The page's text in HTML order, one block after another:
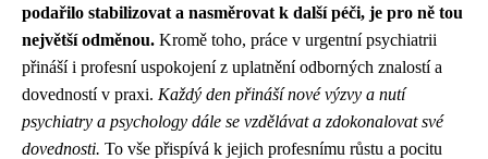
podařilo stabilizovat a nasměrovat k další péči, je pro ně tou
největší odměnou. Kromě toho, práce v urgentní psychiatrii
přináší i profesní uspokojení z uplatnění odborných znalostí a
dovedností v praxi. Každý den přináší nové výzvy a nutí
psychiatry a psychology dále se vzdělávat a zdokonalovat své
dovednosti. To vše přispívá k jejich profesnímu růstu a pocitu